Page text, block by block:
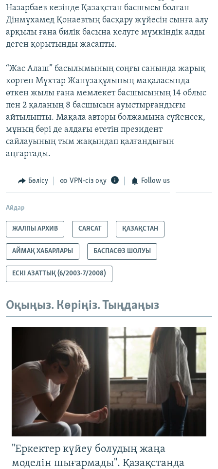
Назарбаев кезінде Қазақстан басшысы болған
Дінмүхамед Қонаевтың басқару жүйесін сынға алу
арқылы ғана билік басына келуге мүмкіндік алды
деген қорытынды жасапты.
“Жас Алаш” басылымының соңғы санында жарық
көрген Мұхтар Жанұзақұлының мақаласында
өткен жылы ғана мемлекет басшысының 14 облыс
пен 2 қаланың 8 басшысын ауыстырғандығы
айтылыпты. Мақала авторы болжамына сүйенсек,
мұның бәрі де алдағы өтетін президент
сайлауының тым жақындап қалғандығын
аңғартады.
Бөлісу VPN-сіз оқу Follow us
Айдар
ЖАЛПЫ АРХИВ САЯСАТ ҚАЗАҚСТАН
АЙМАҚ ХАБАРЛАРЫ БАСПАСӨЗ ШОЛУЫ
ЕСКІ АЗАТТЫҚ (6/2003-7/2008)
Оқыңыз. Көріңіз. Тыңдаңыз
"Еркектер күйеу болудың жаңа
моделін шығармады". Қазақстанда